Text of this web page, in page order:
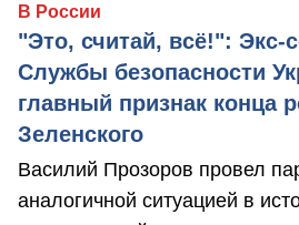
В России
"Это, считай, всё!": Экс-
Службы безопасности
главный признак конца
Зеленского
Василий Прозоров провел
аналогичной ситуацией в